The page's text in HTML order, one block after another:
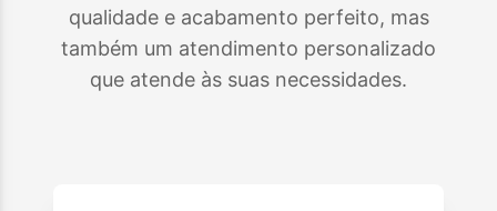
qualidade e acabamento perfeito, mas
também um atendimento personalizado
que atende às suas necessidades.